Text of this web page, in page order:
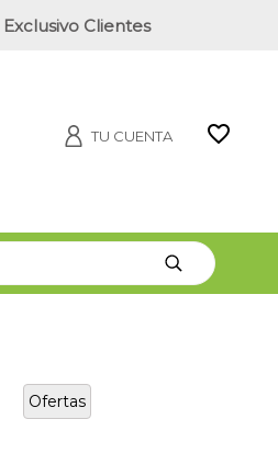
Clientes
TU CUENTA
Ofertas